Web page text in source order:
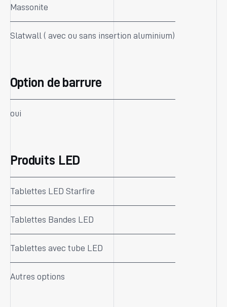
Massonite
Slatwall ( avec ou sans insertion aluminium)
Option de barrure
oui
Produits LED
Tablettes LED Starfire
Tablettes Bandes LED
Tablettes avec tube LED
Autres options